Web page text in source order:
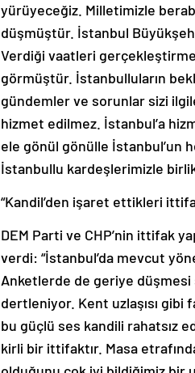
yürüyeceğiz. Milletimizle
düşmüştür. İstanbul
Verdiği vaatleri
görmüştür. İstanbulluların
gündemler ve sorunlar sizi
hizmet edilmez. İstanbul’a
ele gönül gönülle İstanbul’un
İstanbullu kardeşlerimizle
“Kandil’den işaret ettikleri
DEM Parti ve CHP’nin ittifak
verdi: “İstanbul’da mevcut
Anketlerde de geriye
dertleniyor. Kent uzlaşısı gibi
bu güçlü ses kandili rahatsız
kirli bir ittifaktır. Masa